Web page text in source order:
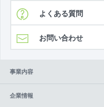
よくある質問
お問い合わせ
事業内容
企業情報